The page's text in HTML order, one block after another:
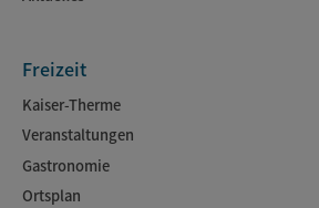
Freizeit
Kaiser-Therme
Veranstaltungen
Gastronomie
Ortsplan